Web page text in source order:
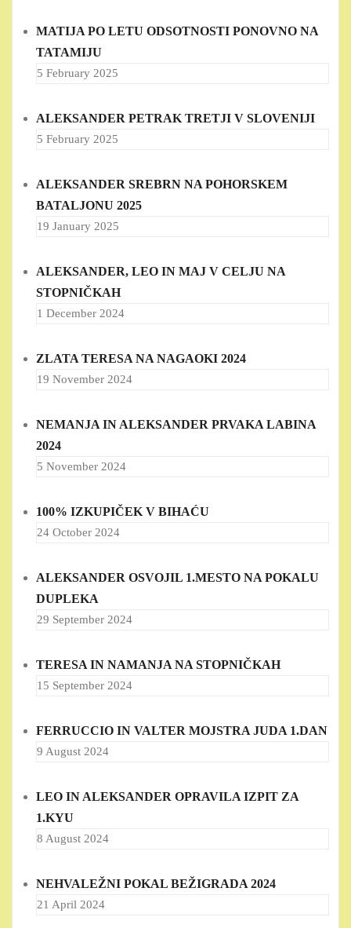
MATIJA PO LETU ODSOTNOSTI PONOVNO NA
TATAMIJU
5 February 2025
ALEKSANDER PETRAK TRETJI V SLOVENIJI
5 February 2025
ALEKSANDER SREBRN NA POHORSKEM
BATALJONU 2025
19 January 2025
ALEKSANDER, LEO IN MAJ V CELJU NA
STOPNIČKAH
1 December 2024
ZLATA TERESA NA NAGAOKI 2024
19 November 2024
NEMANJA IN ALEKSANDER PRVAKA LABINA
2024
5 November 2024
100% IZKUPIČEK V BIHAĆU
24 October 2024
ALEKSANDER OSVOJIL 1.MESTO NA POKALU
DUPLEKA
29 September 2024
TERESA IN NAMANJA NA STOPNIČKAH
15 September 2024
FERRUCCIO IN VALTER MOJSTRA JUDA 1.DAN
9 August 2024
LEO IN ALEKSANDER OPRAVILA IZPIT ZA
1.KYU
8 August 2024
NEHVALEŽNI POKAL BEŽIGRADA 2024
21 April 2024